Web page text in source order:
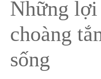
Những lợi
choàng
sống